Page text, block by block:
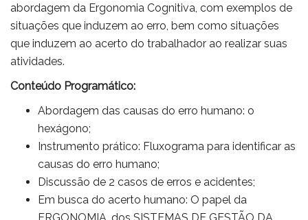
abordagem da Ergonomia Cognitiva, com exemplos de
situações que induzem ao erro, bem como situações
que induzem ao acerto do trabalhador ao realizar suas
atividades.
Conteúdo Programático:
Abordagem das causas do erro humano: o
hexágono;
Instrumento prático: Fluxograma para identificar as
causas do erro humano;
Discussão de 2 casos de erros e acidentes;
Em busca do acerto humano: O papel da
ERGONOMIA, dos SISTEMAS DE GESTÃO DA